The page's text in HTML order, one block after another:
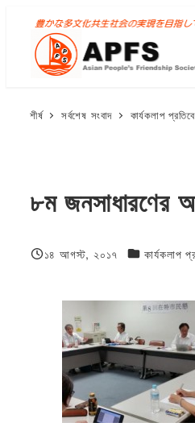
বিষয়বস্তুতে
শীর্ষ সর্বশেষ সংবাদ কার্যকলাপ
৮ম জনসাধারণের
প্রকাশিত
১৪ আগস্ট, ২০১৭ ফিজিওলজি বা
কার্যকলাপ